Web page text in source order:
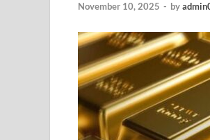
November 10, 2025 - by